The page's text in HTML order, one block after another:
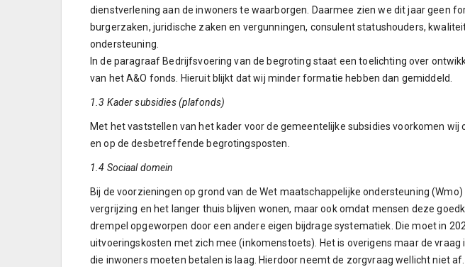
dienstverlening aan de inwoners te waarborgen. Daarmee zien we dit jaar geen
burgerzaken, juridische zaken en vergunningen, consulent statushouders,
ondersteuning.
In de paragraaf Bedrijfsvoering van de begroting staat een toelichting over
van het A&O fonds. Hieruit blijkt dat wij minder formatie hebben dan gemiddeld.
1.3 Kader subsidies (plafonds)
Met het vaststellen van het kader voor de gemeentelijke subsidies voorkomen
en op de desbetreffende begrotingsposten.
1.4 Sociaal domein
Bij de voorzieningen op grond van de Wet maatschappelijke ondersteuning
vergrijzing en het langer thuis blijven wonen, maar ook omdat mensen deze
drempel opgeworpen door een andere eigen bijdrage systematiek. Die moet in
uitvoeringskosten met zich mee (inkomenstoets). Het is overigens maar de
die inwoners moeten betalen is laag. Hierdoor neemt de zorgvraag wellicht niet af.